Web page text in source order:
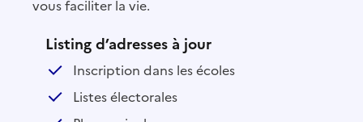
vous faciliter la vie.
Listing d’adresses à jour
Inscription dans les écoles
Listes électorales